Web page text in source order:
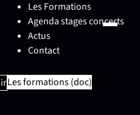
Les Formations
Agenda stages concerts
Actus
Contact
Les formations (doc)